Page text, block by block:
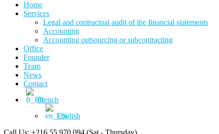
Home
Services
Legal and contractual audit of the financial statements
Accounting
Accounting outsourcing or subcontracting
Office
Founder
Team
News
Contact
French
English
Call Us: +216 55 970 094 (Sat - Thursday)